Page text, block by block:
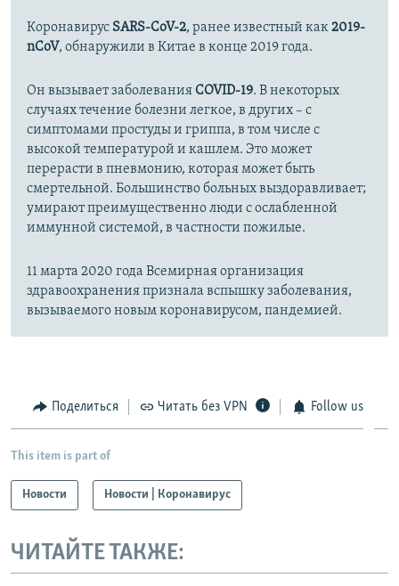
Коронавирус SARS-CoV-2, ранее известный как2019-
nCoV, обнаружили в Китае в конце 2019 года.
Он вызывает заболеванияCOVID-19. В некоторых
случаях течение болезни легкое, в других – с
симптомами простуды и гриппа, в том числе с
высокой температурой и кашлем. Это может
перерасти в пневмонию, которая может быть
смертельной. Большинство больных выздоравливает;
умирают преимущественно люди с ослабленной
иммунной системой, в частности пожилые.
11 марта 2020 года Всемирная организация
здравоохранения признала вспышку заболевания,
вызываемого новым коронавирусом, пандемией.
Поделиться Читать без VPN Follow us
This item is part of
Новости Новости | Коронавирус
ЧИТАЙТЕ ТАКЖЕ: